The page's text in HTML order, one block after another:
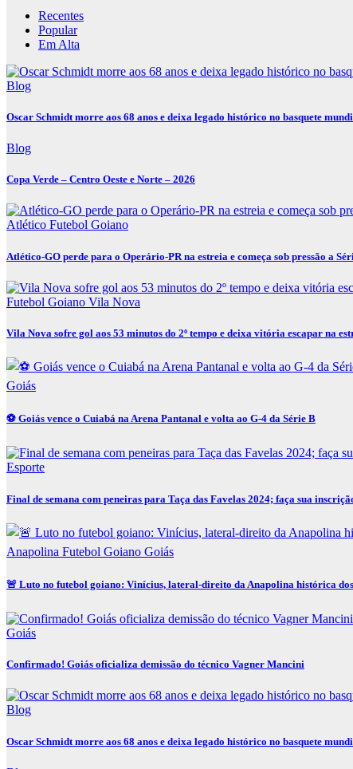
Recentes
Popular
Em Alta
Blog
Oscar Schmidt morre aos 68 anos e deixa legado histórico no basquete
Blog
Copa Verde – Centro Oeste e Norte – 2026
Atlético Futebol Goiano
Atlético-GO perde para o Operário-PR na estreia e começa sob pressão a
Futebol Goiano Vila Nova
Vila Nova sofre gol aos 53 minutos do 2º tempo e deixa vitória escapar na
Goiás
⚽ Goiás vence o Cuiabá na Arena Pantanal e volta ao G-4 da Série B
Esporte
Final de semana com peneiras para Taça das Favelas 2024; faça sua
Anapolina Futebol Goiano Goiás
🚨 Luto no futebol goiano: Vinícius, lateral-direito da Anapolina histórica
Goiás
Confirmado! Goiás oficializa demissão do técnico Vagner Mancini
Blog
Oscar Schmidt morre aos 68 anos e deixa legado histórico no basquete